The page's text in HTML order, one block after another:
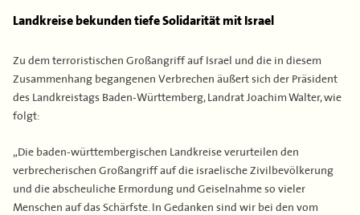
Landkreise bekunden tiefe Solidarität mit Israel
Zu dem terroristischen Großangriff auf Israel und die in diesem
Zusammenhang begangenen Verbrechen äußert sich der Präsident
des Landkreistags Baden-Württemberg, Landrat Joachim Walter, wie
folgt:
„Die baden-württembergischen Landkreise verurteilen den
verbrecherischen Großangriff auf die israelische Zivilbevölkerung
und die abscheuliche Ermordung und Geiselnahme so vieler
Menschen auf das Schärfste. In Gedanken sind wir bei den vom